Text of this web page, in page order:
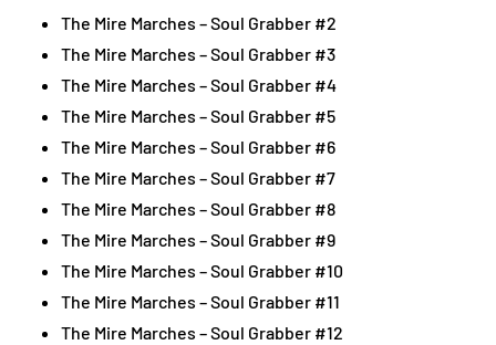
The Mire Marches – Soul Grabber #2
The Mire Marches – Soul Grabber #3
The Mire Marches – Soul Grabber #4
The Mire Marches – Soul Grabber #5
The Mire Marches – Soul Grabber #6
The Mire Marches – Soul Grabber #7
The Mire Marches – Soul Grabber #8
The Mire Marches – Soul Grabber #9
The Mire Marches – Soul Grabber #10
The Mire Marches – Soul Grabber #11
The Mire Marches – Soul Grabber #12